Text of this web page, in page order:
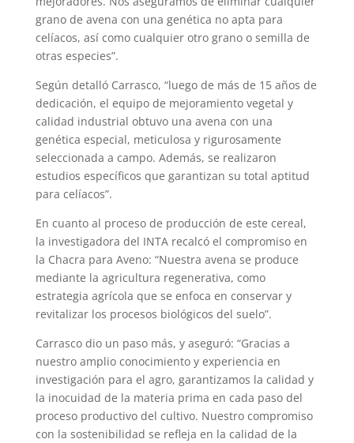
grano de avena con una genética no apta para
celíacos, así como cualquier otro grano o semilla de
otras especies”.
Según detalló Carrasco, “luego de más de 15 años de
dedicación, el equipo de mejoramiento vegetal y
calidad industrial obtuvo una avena con una
genética especial, meticulosa y rigurosamente
seleccionada a campo. Además, se realizaron
estudios específicos que garantizan su total aptitud
para celíacos”.
En cuanto al proceso de producción de este cereal,
la investigadora del INTA recalcó el compromiso en
la Chacra para Aveno: “Nuestra avena se produce
mediante la agricultura regenerativa, como
estrategia agrícola que se enfoca en conservar y
revitalizar los procesos biológicos del suelo”.
Carrasco dio un paso más, y aseguró: “Gracias a
nuestro amplio conocimiento y experiencia en
investigación para el agro, garantizamos la calidad y
la inocuidad de la materia prima en cada paso del
proceso productivo del cultivo. Nuestro compromiso
con la sostenibilidad se refleja en la calidad de la